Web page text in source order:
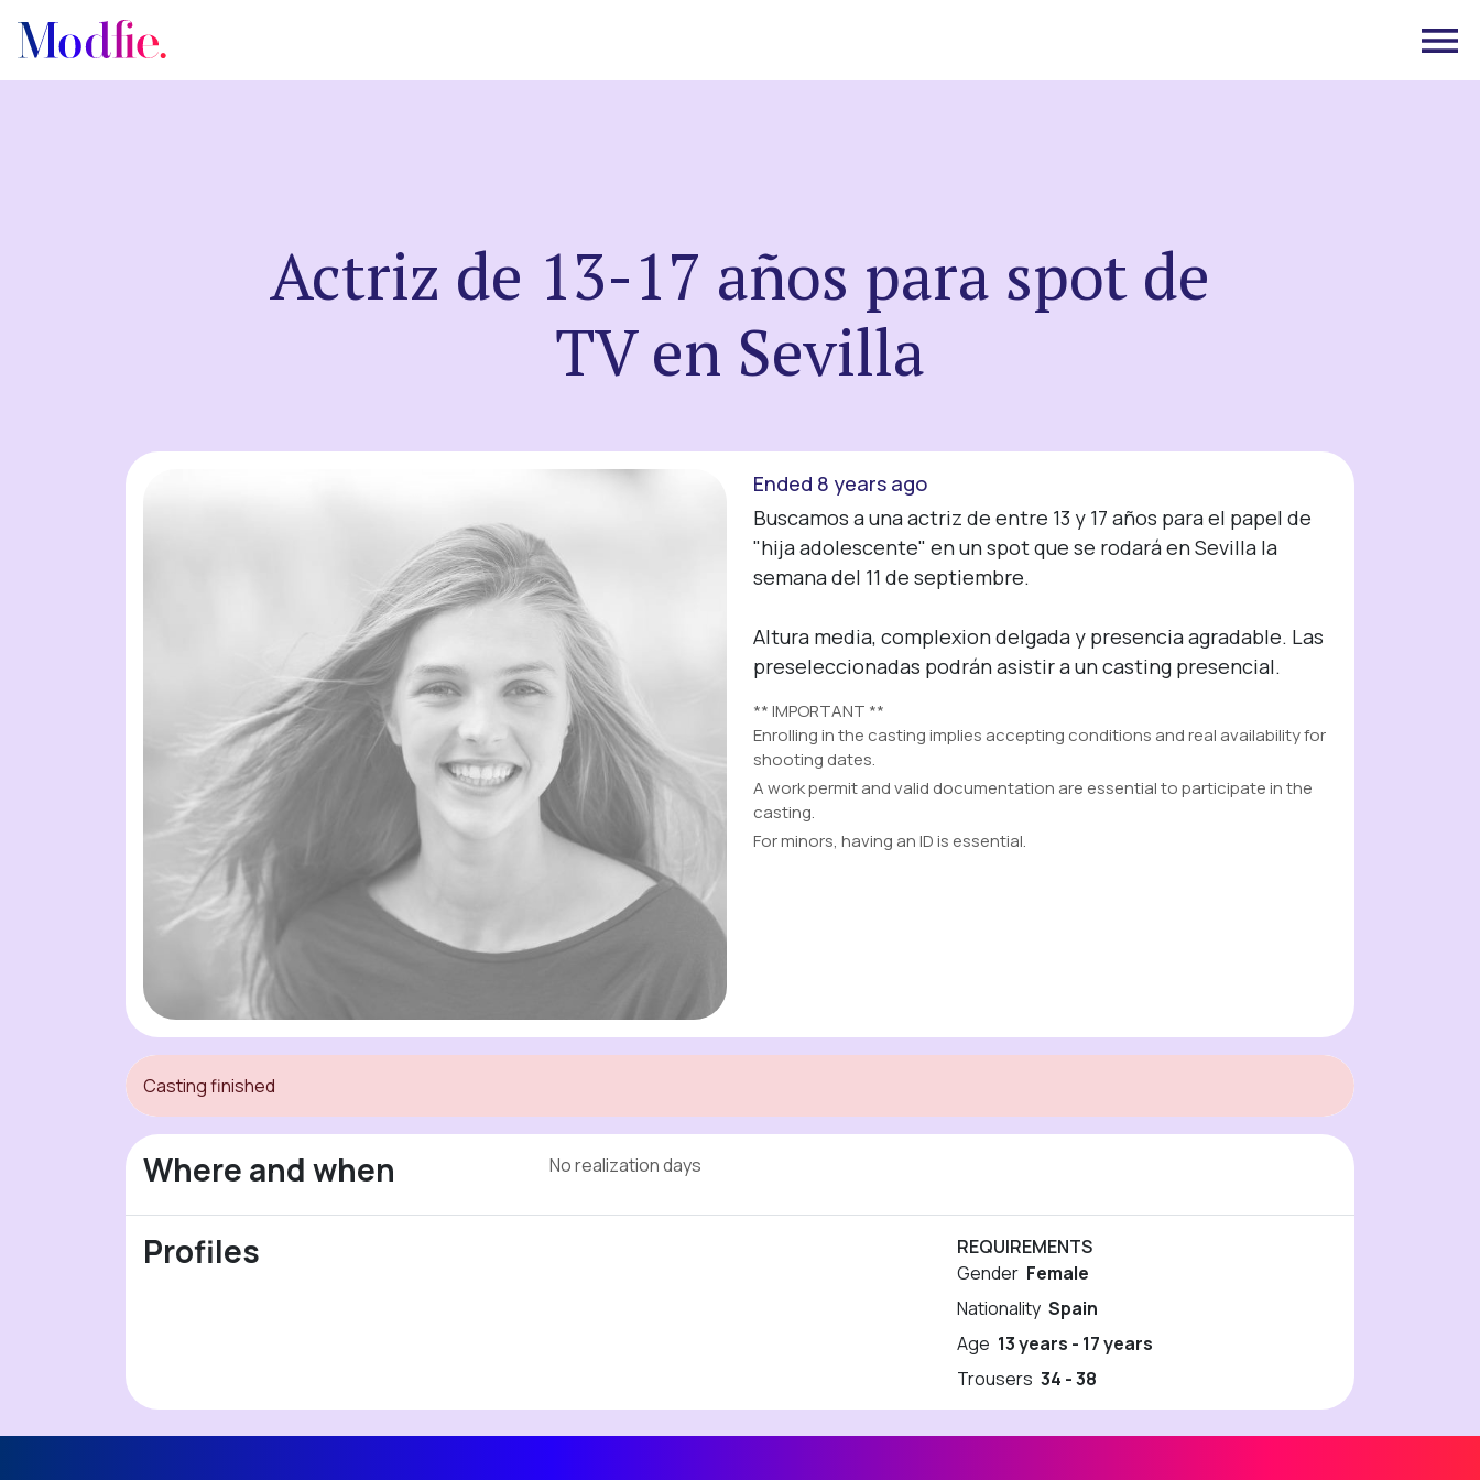
Sign up
Enter
Actriz de 13-17 años para spot de
TV en Sevilla
Ended 8 years ago
Buscamos a una actriz de entre 13 y 17 años para el papel de
"hija adolescente" en un spot que se rodará en Sevilla la
semana del 11 de septiembre.
Altura media, complexion delgada y presencia agradable. Las
preseleccionadas podrán asistir a un casting presencial.
** IMPORTANT **
Enrolling in the casting implies accepting conditions and real availability for
shooting dates.
A work permit and valid documentation are essential to participate in the
casting.
For minors, having an ID is essential.
Casting finished
Where and when No realization days
Profiles
REQUIREMENTS
Gender Female
Nationality Spain
Age 13 years - 17 years
Trousers 34 - 38